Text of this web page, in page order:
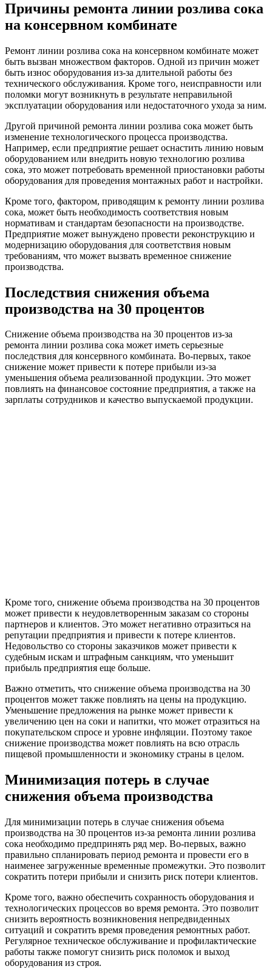
Причины ремонта линии розлива сока
на консервном комбинате
Ремонт линии розлива сока на консервном комбинате может
быть вызван множеством факторов. Одной из причин может
быть износ оборудования из-за длительной работы без
технического обслуживания. Кроме того, неисправности или
поломки могут возникнуть в результате неправильной
эксплуатации оборудования или недостаточного ухода за ним.
Другой причиной ремонта линии розлива сока может быть
изменение технологического процесса производства.
Например, если предприятие решает оснастить линию новым
оборудованием или внедрить новую технологию розлива
сока, это может потребовать временной приостановки работы
оборудования для проведения монтажных работ и настройки.
Кроме того, фактором, приводящим к ремонту линии розлива
сока, может быть необходимость соответствия новым
нормативам и стандартам безопасности на производстве.
Предприятие может вынуждено провести реконструкцию и
модернизацию оборудования для соответствия новым
требованиям, что может вызвать временное снижение
производства.
Последствия снижения объема
производства на 30 процентов
Снижение объема производства на 30 процентов из-за
ремонта линии розлива сока может иметь серьезные
последствия для консервного комбината. Во-первых, такое
снижение может привести к потере прибыли из-за
уменьшения объема реализованной продукции. Это может
повлиять на финансовое состояние предприятия, а также на
зарплаты сотрудников и качество выпускаемой продукции.
Кроме того, снижение объема производства на 30 процентов
может привести к неудовлетворенным заказам со стороны
партнеров и клиентов. Это может негативно отразиться на
репутации предприятия и привести к потере клиентов.
Недовольство со стороны заказчиков может привести к
судебным искам и штрафным санкциям, что уменьшит
прибыль предприятия еще больше.
Важно отметить, что снижение объема производства на 30
процентов может также повлиять на цены на продукцию.
Уменьшение предложения на рынке может привести к
увеличению цен на соки и напитки, что может отразиться на
покупательском спросе и уровне инфляции. Поэтому такое
снижение производства может повлиять на всю отрасль
пищевой промышленности и экономику страны в целом.
Минимизация потерь в случае
снижения объема производства
Для минимизации потерь в случае снижения объема
производства на 30 процентов из-за ремонта линии розлива
сока необходимо предпринять ряд мер. Во-первых, важно
правильно спланировать период ремонта и провести его в
наименее загруженные временные промежутки. Это позволит
сократить потери прибыли и снизить риск потери клиентов.
Кроме того, важно обеспечить сохранность оборудования и
технологических процессов во время ремонта. Это позволит
снизить вероятность возникновения непредвиденных
ситуаций и сократить время проведения ремонтных работ.
Регулярное техническое обслуживание и профилактические
работы также помогут снизить риск поломок и выход
оборудования из строя.